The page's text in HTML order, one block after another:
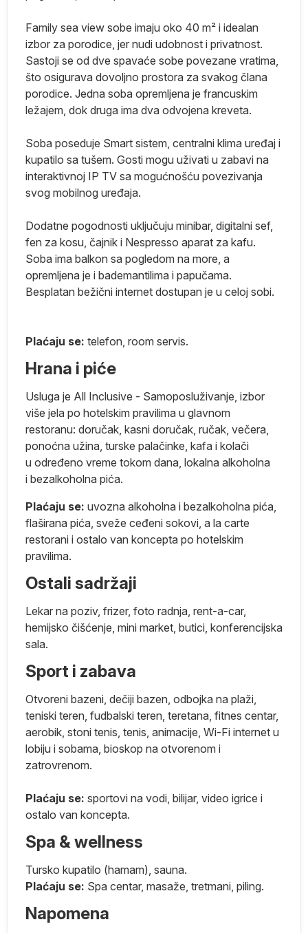
Family sea view sobe imaju oko 40 m² i idealan
izbor za porodice, jer nudi udobnost i privatnost.
Sastoji se od dve spavaće sobe povezane vratima,
što osigurava dovoljno prostora za svakog člana
porodice. Jedna soba opremljena je francuskim
ležajem, dok druga ima dva odvojena kreveta.
Soba poseduje Smart sistem, centralni klima uređaj i
kupatilo sa tušem. Gosti mogu uživati u zabavi na
interaktivnoj IP TV sa mogućnošću povezivanja
svog mobilnog uređaja.
Dodatne pogodnosti uključuju minibar, digitalni sef,
fen za kosu, čajnik i Nespresso aparat za kafu.
Soba ima balkon sa pogledom na more, a
opremljena je i bademantilima i papučama.
Besplatan bežični internet dostupan je u celoj sobi.
Plaćaju se: telefon, room servis.
Hrana i piće
Usluga je All Inclusive - Samoposluživanje, izbor
više jela po hotelskim pravilima u glavnom
restoranu: doručak, kasni doručak, ručak, večera,
ponoćna užina, turske palačinke, kafa i kolači
u određeno vreme tokom dana, lokalna alkoholna
i bezalkoholna pića.
Plaćaju se: uvozna alkoholna i bezalkoholna pića,
flaširana pića, sveže ceđeni sokovi, a la carte
restorani i ostalo van koncepta po hotelskim
pravilima.
Ostali sadržaji
Lekar na poziv, frizer, foto radnja, rent-a-car,
hemijsko čišćenje, mini market, butici, konferencijska
sala.
Sport i zabava
Otvoreni bazeni, dečiji bazen, odbojka na plaži,
teniski teren, fudbalski teren, teretana, fitnes centar,
aerobik, stoni tenis, tenis, animacije, Wi-Fi internet u
lobiju i sobama, bioskop na otvorenom i
zatrovrenom.
Plaćaju se: sportovi na vodi, bilijar, video igrice i
ostalo van koncepta.
Spa & wellness
Tursko kupatilo (hamam), sauna.
Plaćaju se: Spa centar, masaže, tretmani, piling.
Napomena